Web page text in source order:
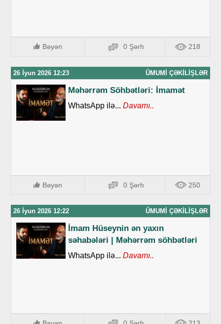
Bəyən 0 Şərh 218
26 İyun 2026 12:23 ÜMUMI ÇƏKILIŞLƏR
Məhərrəm Söhbətləri: İmamət
WhatsApp ilə... Davamı..
Bəyən 0 Şərh 250
26 İyun 2026 12:22 ÜMUMI ÇƏKILIŞLƏR
İmam Hüseynin ən yaxın
səhabələri | Məhərrəm söhbətləri
WhatsApp ilə... Davamı..